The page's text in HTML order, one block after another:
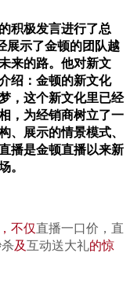
积极发言进行了总
展示了金顿的团队越
来的路。他对新文
绍：金顿的新文化
，这个新文化里已经
，为经销商树立了一
、展示的情景模式、
播是金顿直播以来新
。
不仅直播一口价，直
及互动送大礼的惊